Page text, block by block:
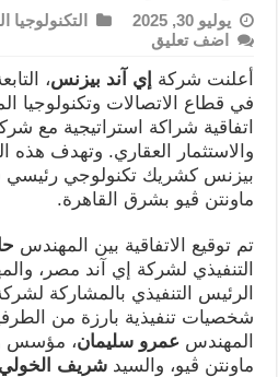
يوليو 30, 2025 التكنولوجيا
اضف تعليق
أعلنت شركة إي آند بيزنس،
في قطاع الاتصالات وتكنولوجيا
اتفاقية شراكة استراتيجية مع
والاستثمار العقاري. وتهدف هذه
بيزنس كشريك تكنولوجي
ماونتن ڤيو بشرق القاهرة.
تم توقيع الاتفاقية بين المهندس
التنفيذي لشركة إي آند مصر،
الرئيس التنفيذي بالمشاركة
شخصيات تنفيذية بارزة من
المهندس عمرو سليمان، مؤسس
ماونتن ڤيو، والسيد شريف الخولي